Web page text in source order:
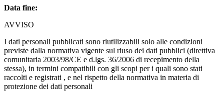
Data fine:
AVVISO
I dati personali pubblicati sono riutilizzabili solo alle condizioni
previste dalla normativa vigente sul riuso dei dati pubblici (direttiva
comunitaria 2003/98/CE e d.lgs. 36/2006 di recepimento della
stessa), in termini compatibili con gli scopi per i quali sono stati
raccolti e registrati , e nel rispetto della normativa in materia di
protezione dei dati personali